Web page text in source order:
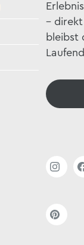
– direkt
bleibst